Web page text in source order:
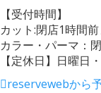
【受付時間】
カット:閉店1時間
カラー・パーマ：
【定休日】日曜日
reservewebから